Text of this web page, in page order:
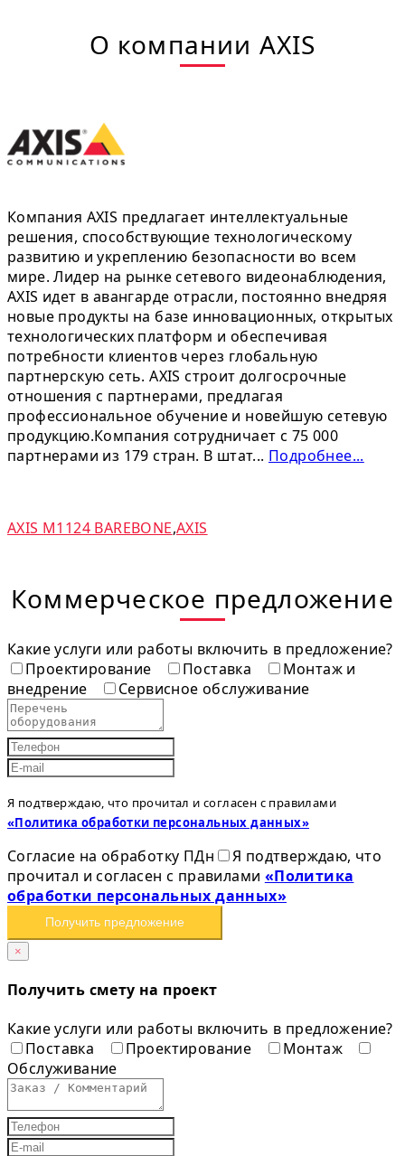
О компании AXIS
Компания AXIS предлагает интеллектуальные
решения, способствующие технологическому
развитию и укреплению безопасности во всем
мире. Лидер на рынке сетевого видеонаблюдения,
AXIS идет в авангарде отрасли, постоянно внедряя
новые продукты на базе инновационных, открытых
технологических платформ и обеспечивая
потребности клиентов через глобальную
партнерскую сеть. AXIS строит долгосрочные
отношения с партнерами, предлагая
профессиональное обучение и новейшую сетевую
продукцию.Компания сотрудничает с 75 000
партнерами из 179 стран. В штат... Подробнее...
AXIS M1124 BAREBONE,AXIS
Коммерческое предложение
Какие услуги или работы включить в предложение?
Проектирование
Поставка
Монтаж и
внедрение
Сервисное обслуживание
Я подтверждаю, что прочитал и согласен с правилами
«Политика обработки персональных данных»
Согласие на обработку ПДн
Я подтверждаю, что
прочитал и согласен с правилами «Политика
обработки персональных данных»
Получить предложение
×
Получить смету на проект
Какие услуги или работы включить в предложение?
Поставка
Проектирование
Монтаж
Обслуживание